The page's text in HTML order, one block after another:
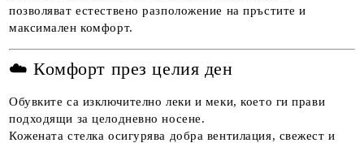
позволяват естествено разположение на пръстите и
максимален комфорт.
☁️ Комфорт през целия ден
Обувките са изключително леки и меки, което ги прави
подходящи за целодневно носене.
Кожената стелка осигурява добра вентилация, свежест и